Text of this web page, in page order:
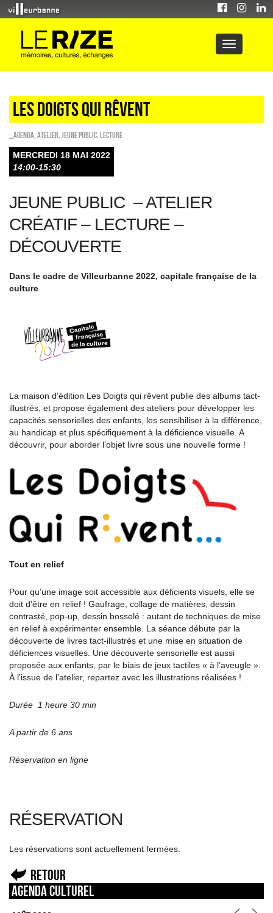
LES DOIGTS QUI RêVENT
_Agenda Atelier Jeune public Lecture
MERCREDI 18 MAI 2022
14:00-15:30
JEUNE PUBLIC –ATELIER
CRÉATIF – LECTURE –
DÉCOUVERTE
Dans le cadre de Villeurbanne 2022, capitale française de la
culture
La maison d’édition Les Doigts qui rêvent publie des albums tact-
illustrés, et propose également des ateliers pour développer les
capacités sensorielles des enfants, les sensibiliser à la différence,
au handicap et plus spécifiquement à la déficience visuelle. A
découvrir, pour aborder l’objet livre sous une nouvelle forme !
Tout en relief
Pour qu’une image soit accessible aux déficients visuels, elle se
doit d’être en relief ! Gaufrage, collage de matières, dessin
contrasté, pop-up, dessin bosselé : autant de techniques de mise
en relief à expérimenter ensemble. La séance débute par la
découverte de livres tact-illustrés et une mise en situation de
déficiences visuelles. Une découverte sensorielle est aussi
proposée aux enfants, par le biais de jeux tactiles « à l’aveugle ».
À l’issue de l’atelier, repartez avec les illustrations réalisées !
Durée 1 heure 30 min
A partir de 6 ans
Réservation en ligne
RÉSERVATION
Les réservations sont actuellement fermées.
Retour
Agenda culturel